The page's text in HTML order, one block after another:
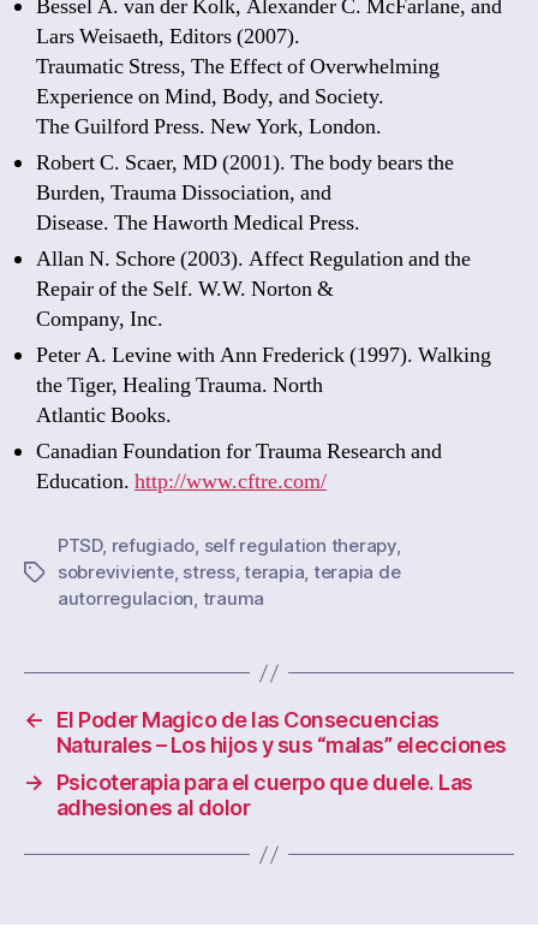
Bessel A. van der Kolk, Alexander C. McFarlane, and
Lars Weisaeth, Editors (2007).
Traumatic Stress, The Effect of Overwhelming
Experience on Mind, Body, and Society.
The Guilford Press. New York, London.
Robert C. Scaer, MD (2001). The body bears the
Burden, Trauma Dissociation, and
Disease. The Haworth Medical Press.
Allan N. Schore (2003). Affect Regulation and the
Repair of the Self. W.W. Norton &
Company, Inc.
Peter A. Levine with Ann Frederick (1997). Walking
the Tiger, Healing Trauma. North
Atlantic Books.
Canadian Foundation for Trauma Research and
Education. http://www.cftre.com/
Tags
PTSD, refugiado, self regulation therapy,
sobreviviente, stress,terapia, terapia de
autorregulacion, trauma
←
El Poder Magico de las Consecuencias
Naturales – Los hijos y sus “malas” elecciones
→
Psicoterapia para el cuerpo que duele. Las
adhesiones al dolor